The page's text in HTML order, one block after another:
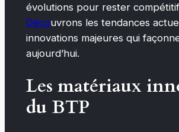
évolutions pour rester
Découvrons les tendances
innovations majeures qui
aujourd’hui.
Les matériaux
du BTP